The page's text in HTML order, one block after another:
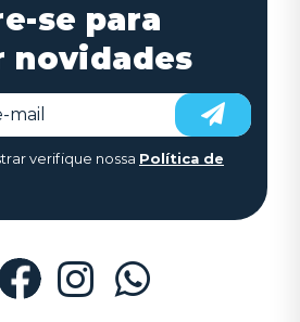
se para
novidades
verifique nossa Política de